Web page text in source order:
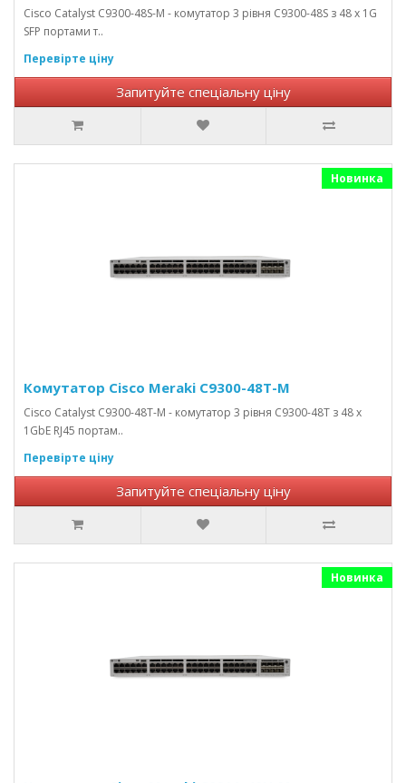
Cisco Catalyst C9300-48S-M - комутатор 3 рівня C9300-48S з 48 x 1G
SFP портами т..
Перевірте ціну
Запитуйте спеціальну ціну
Новинка
Комутатор Cisco Meraki C9300-48T-M
Cisco Catalyst C9300-48T-M - комутатор 3 рівня C9300-48T з 48 x
1GbE RJ45 портам..
Перевірте ціну
Запитуйте спеціальну ціну
Новинка